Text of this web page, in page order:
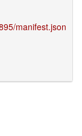
manifest.json